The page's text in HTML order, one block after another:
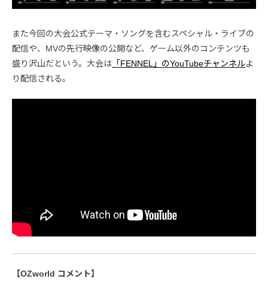
また今回の大会公式テーマ・ソングを含むスペシャル・ライブの
配信や、MVの先行映像の公開など、ゲーム以外のコンテンツも
盛り沢山だという。大会は 「FENNEL」のYouTubeチャンネルよ
り配信される。
【OZworld コメント】